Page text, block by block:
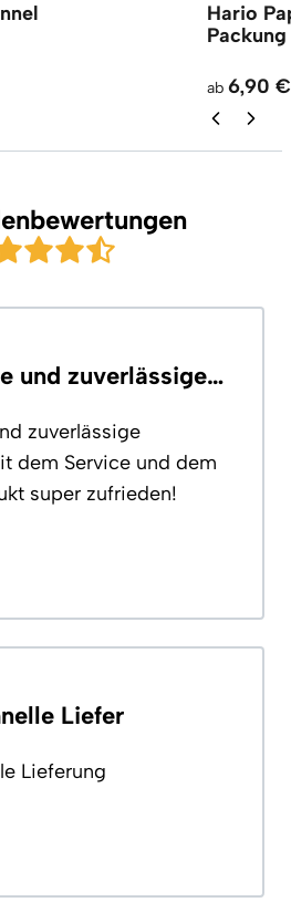
Hario
Packung
ab 6,90 €
und zuverlässige…
zuverlässige
dem Service und dem
super zufrieden!
Liefer
Lieferung